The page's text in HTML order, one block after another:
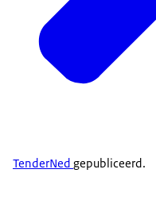
TenderNed gepubliceerd.